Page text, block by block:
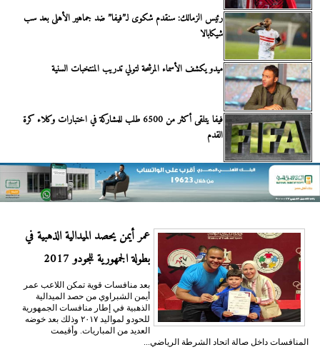
رئيس الزمالك: سنقدم شكوى لـ”فيفا” ضد جماهير الأهلى بعد سب
شيكابالا
ميدو يكشف الأسماء المرشحة لتولي تدريب المنتخبات السنية
فيفا يتلقى أكثر من 6500 طلب للمشاركة في اختبارات وكلاء كرة
القدم
عمر أيمن يحصد الميدالية الذهبية في
بطولة الجمهورية للجودو 2017
بعد منافسات قوية تمكن اللاعب عمر
أيمن الشبراوي من حصد الميدالية
الذهبية في إطار منافسات الجمهورية
للحودو لمواليد ٢٠١٧ وذلك بعد خوضه
العديد من المباريات. وأقيمت
المنافسات داخل صالة اتحاد الشرطة الرياضي...